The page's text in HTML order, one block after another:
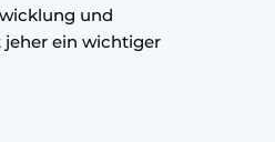
und
ein wichtiger